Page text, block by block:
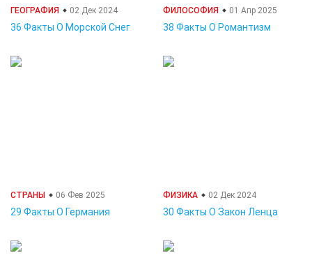
ГЕОГРАФИЯ 02 Дек 2024
36 Факты О Морской Снег
ФИЛОСОФИЯ 01 Апр 2025
38 Факты О Романтизм
СТРАНЫ 06 Фев 2025
29 Факты О Германия
ФИЗИКА 02 Дек 2024
30 Факты О Закон Ленца